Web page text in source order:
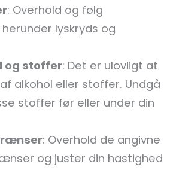
: Overhold og følg
lyskryds og
og stoffer: Det er ulovligt at
alkohol eller stoffer. Undgå
stoffer før eller under din
: Overhold de angivne
og juster din hastighed